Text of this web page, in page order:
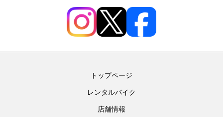
トップページ
レンタルバイク
店舗情報